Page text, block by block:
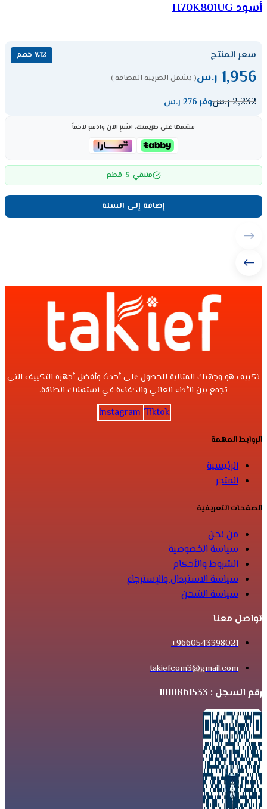
أسود H70K801UG
سعر المنتج ٪12 خصم
1,956 ر.س( يشمل الضريبة المضافة )
2,232ر.سوفر 276 ر.س
قسّمها على طريقتك، اشترِ الآن وادفع لاحقاً
متبقي 5 قطع
إضافة إلى السلة
تكييف هو وجهتك المثالية للحصول على أحدث وأفضل أجهزة التكييف التي
تجمع بين الأداء العالي والكفاءة في استهلاك الطاقة.
Instagram Tiktok
الروابط المهمة
الرئيسية
المتجر
الصفحات التعريفية
من نحن
سياسة الخصوصية
الشروط والأحكام
سياسة الاستبدال والإسترجاع
سياسة الشحن
تواصل معنا
9660543398021+
takiefcom3@gmail.com
رقم السجل : 1010861533